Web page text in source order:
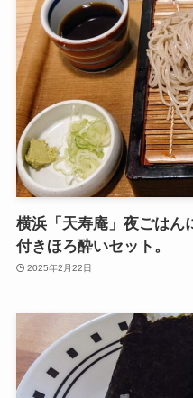
横浜「天寿庵」夜ごはん
付きほろ酔いセット。
2025年2月22日